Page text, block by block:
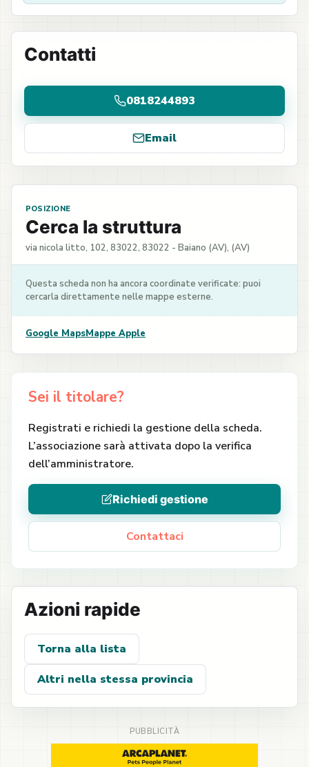
Contatti
0818244893
Email
POSIZIONE
Cerca la struttura
via nicola litto, 102, 83022, 83022 - Baiano (AV), (AV)
Questa scheda non ha ancora coordinate verificate: puoi
cercarla direttamente nelle mappe esterne.
Google MapsMappe Apple
Sei il titolare?
Registrati e richiedi la gestione della scheda.
L’associazione sarà attivata dopo la verifica
dell’amministratore.
Richiedi gestione
Contattaci
Azioni rapide
Torna alla lista
Altri nella stessa provincia